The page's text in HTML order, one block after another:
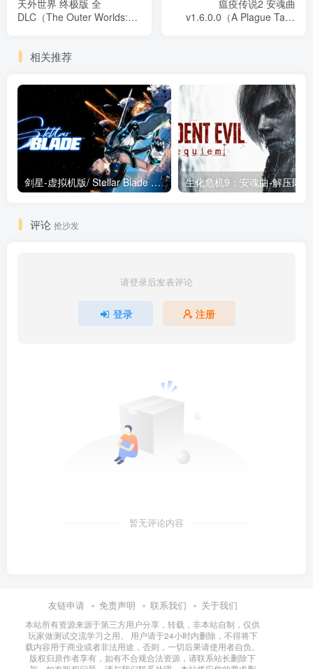
天外世界 终极版 全
DLC（The Outer Worlds:
瘟疫传说2 安魂曲
v1.6.0.0（A Plague Tale:
相关推荐
剑星-虚拟机版/ Stellar Blade v1.4.1|Build.19963153 终极版新补丁 送修改器 免安装中文版
评论 抢沙发
请登录后发表评论
登录 注册
暂无评论内容
友链申请 免责声明 联系我们 关于我们
本站所有资源来源于第三方用户分享，转载，非本站自制，仅供
玩家做测试交流学习之用。 用户请于24小时内删除，不得将下
载内容用于商业或者非法用途，否则，一切后果请使用者自负。
版权归原作者享有，如有不合规合法资源，请联系站长删除下